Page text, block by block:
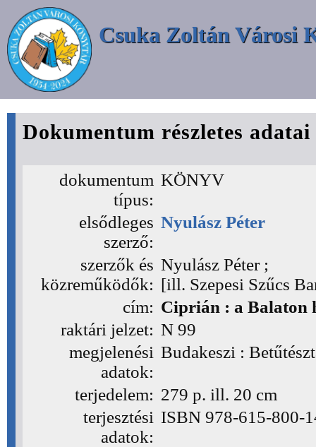
Csuka Zoltán Városi
Dokumentum részletes adatai
dokumentum
típus:
KÖNYV
elsődleges
szerző:
Nyulász Péter
szerzők és
közreműködők:
Nyulász Péter ;
[ill. Szepesi Szűcs
cím: Ciprián : a Balaton
raktári jelzet: N 99
megjelenési
adatok:
Budakeszi :
terjedelem: 279 p. ill. 20 cm
terjesztési
adatok:
ISBN 978-615-800-